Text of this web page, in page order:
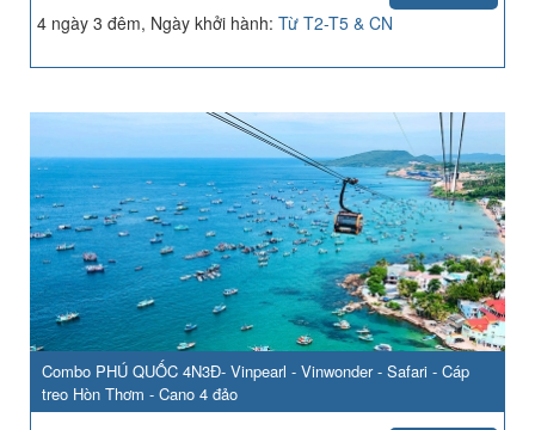
4 ngày 3 đêm, Ngày khởi hành: Từ T2-T5 & CN
Combo PHÚ QUỐC 4N3Đ- Vinpearl - Vinwonder - Safari - Cáp
treo Hòn Thơm - Cano 4 đảo